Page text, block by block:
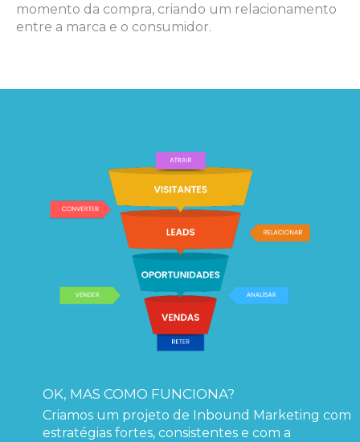
momento da compra, criando um relacionamento
entre a marca e o consumidor.
OK, MAS COMO FUNCIONA?
Criamos um projeto de Inbound Marketing com
estratégias fortes, consistentes e com a